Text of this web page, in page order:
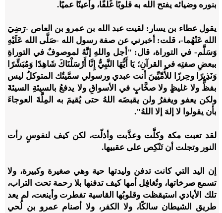
بنوره وضيائه يفتح الله به قلوبًا غُلفًا، وأعينًا عميًا.
يقول عطاء بن يسار: لقيت عبد الله بن عمرو بن العاص -رَضِيَ
الله عَنْهُما-، قلت: أخبرني عن صفة رسول الله -صَلَّى الله عَلَيْهِ
وَسَلَّم- في التوراة، قال: "أجل واللهِ إنَّهُ لموصوفٌ في التوراةِ
ببعضِ صفتِه في القرآنِ؛ يَا أَيُّهَا النَّبِيُّ إِنَّا أَرْسَلْنَاكَ شَاهِدًا وَمُبَشِّرًا
وَنَذِيرًا وحِرزًا للأُمِّيِّينَ أنت عبدي ورسولي سمَّيتُك المتوكلُ ليس
بفظٍّ ولا غليظٍ ولا صخَّابٍ في الأسواقِ ولا يدفعُ بالسيئةِ السيئةَ
ولكن يعفو ويغفرُ ولن يقبضَه اللهُ حتى يُقيمَ به المِلَّةَ العوجاءَ
بأن يقولوا لا إلهَ إلا اللهُ".
لقد تعبت مكة وكلَّت وعذَّبت وأذلّت، لكن كيف لنفوسٍ رأت
النور وتجلت أن تَنْكِص على عقبيها.
إن اليد التي كانت تدفن وليدتها حية وهي صغيرة وكبيرة، ولا
تسمع صرخاتها، وتُغافِل أمها كيف تدفنها بلا رحمة تحت التراب،
تلك الأيادي استيقظت وقلوبُها القاسية تفطرت وأينعت، لم يعد
طريق الشيطان سالكًا، ولا الكفر، ولا أصنام عمرو بن لُحي